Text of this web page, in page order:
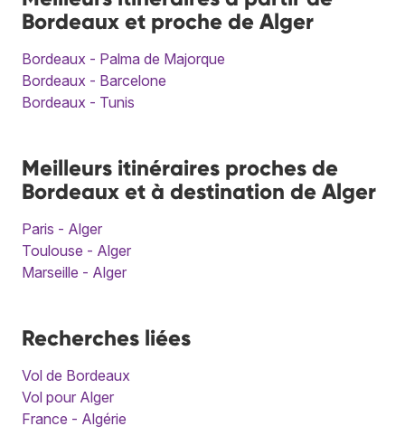
Bordeaux et proche de Alger
Bordeaux - Palma de Majorque
Bordeaux - Barcelone
Bordeaux - Tunis
Meilleurs itinéraires proches de
Bordeaux et à destination de Alger
Paris - Alger
Toulouse - Alger
Marseille - Alger
Recherches liées
Vol de Bordeaux
Vol pour Alger
France - Algérie